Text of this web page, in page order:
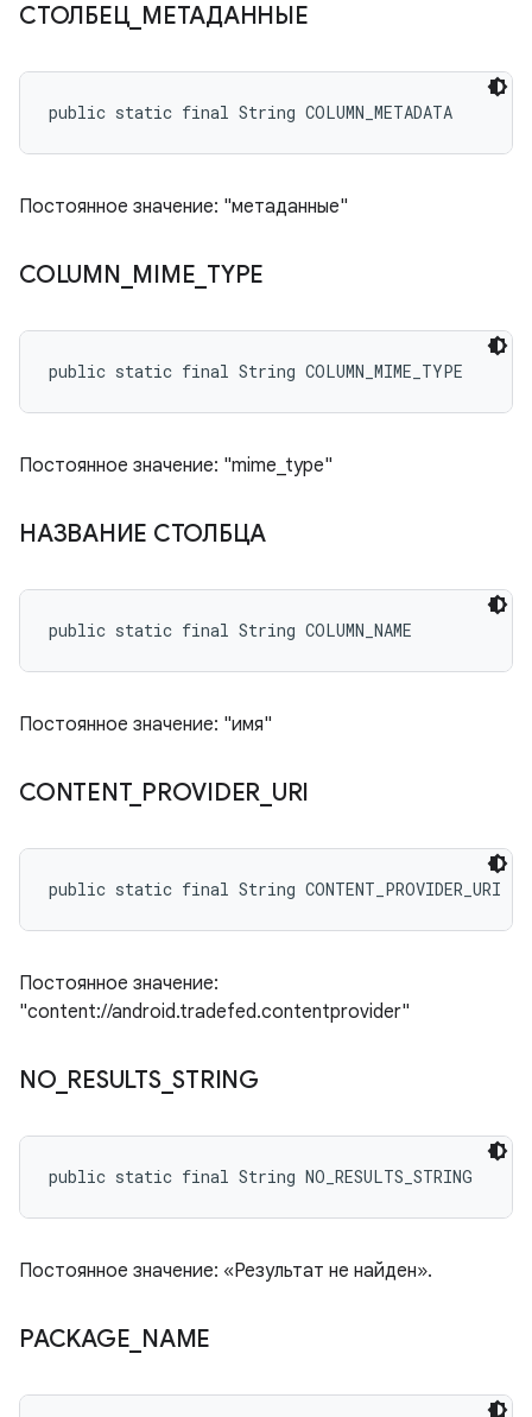
СТОЛБЕЦ_ МЕТАДАННЫЕ
public static final String COLUMN_METADATA
Постоянное значение: "метаданные"
COLUMN MIME TYPE
public static final String COLUMN_MIME_TYPE
Постоянное значение: "mime_type"
НАЗВАНИЕ СТОЛБЦА
public static final String COLUMN_NAME
Постоянное значение: "имя"
CONTENT_ PROVIDER URI
public static final String CONTENT_PROVIDER_URI
Постоянное значение:
"content://android.tradefed.contentprovider"
NO_ RESULTS_STRING
public static final String NO_RESULTS_STRING
Постоянное значение: «Результат не найден».
PACKAGE NAME